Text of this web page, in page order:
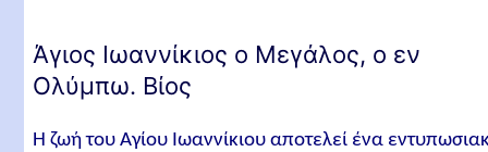
Ζώων
Η Σύσταση στον Εικονομάχο Θεόφιλο
Η Κοίμηση και η Αιώνια Ανάπαυση
Άγιος Ιωαννίκιος ο Μεγάλος, ο εν
Ολύμπω. Βίος
Η ζωή του Αγίου Iωαννίκιου αποτελεί ένα